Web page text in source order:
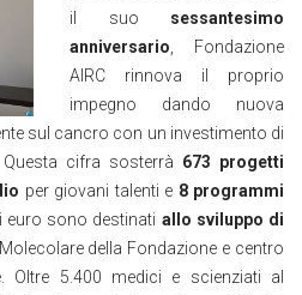
il suo sessantesimo
anniversario , Fondazione
AIRC rinnova il proprio
impegno dando nuova
sul cancro con un investimento di
. Questa cifra sosterrà 673 progetti
per giovani talenti e 8 programmi
euro sono destinati allo sviluppo di
della Fondazione e centro
Oltre 5.400 medici e scienziati al